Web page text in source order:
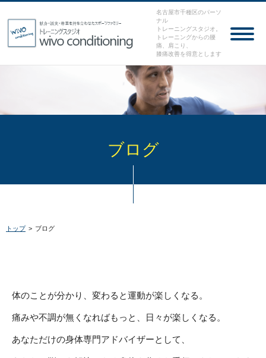
名古屋市千種区のパーソ
ナル
トレーニングスタジオ。
トレーニングからの腰
痛、肩こり、
膝痛改善を得意とします
ブログ
トップ > ブログ
体のことが分かり、変わると運動が楽しくなる。
痛みや不調が無くなればもっと、日々が楽しくなる。
あなただけの身体専門アドバイザーとして、